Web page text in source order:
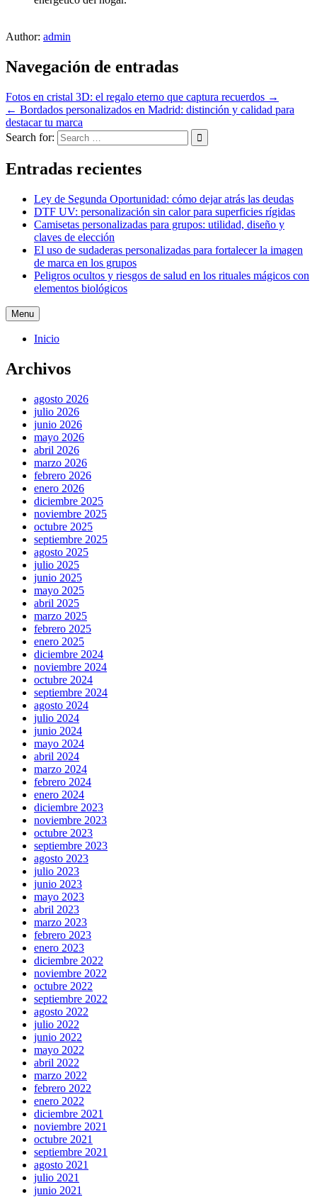
Author: admin
Navegación de entradas
Fotos en cristal 3D: el regalo eterno que captura recuerdos →
← Bordados personalizados en Madrid: distinción y calidad para
destacar tu marca
Search for:
Entradas recientes
Ley de Segunda Oportunidad: cómo dejar atrás las deudas
DTF UV: personalización sin calor para superficies rígidas
Camisetas personalizadas para grupos: utilidad, diseño y
claves de elección
El uso de sudaderas personalizadas para fortalecer la imagen
de marca en los grupos
Peligros ocultos y riesgos de salud en los rituales mágicos con
elementos biológicos
Menu
Inicio
Archivos
agosto 2026
julio 2026
junio 2026
mayo 2026
abril 2026
marzo 2026
febrero 2026
enero 2026
diciembre 2025
noviembre 2025
octubre 2025
septiembre 2025
agosto 2025
julio 2025
junio 2025
mayo 2025
abril 2025
marzo 2025
febrero 2025
enero 2025
diciembre 2024
noviembre 2024
octubre 2024
septiembre 2024
agosto 2024
julio 2024
junio 2024
mayo 2024
abril 2024
marzo 2024
febrero 2024
enero 2024
diciembre 2023
noviembre 2023
octubre 2023
septiembre 2023
agosto 2023
julio 2023
junio 2023
mayo 2023
abril 2023
marzo 2023
febrero 2023
enero 2023
diciembre 2022
noviembre 2022
octubre 2022
septiembre 2022
agosto 2022
julio 2022
junio 2022
mayo 2022
abril 2022
marzo 2022
febrero 2022
enero 2022
diciembre 2021
noviembre 2021
octubre 2021
septiembre 2021
agosto 2021
julio 2021
junio 2021